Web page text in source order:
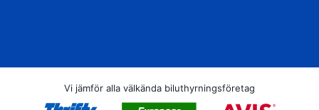
Vi jämför alla välkända biluthyrningsföretag